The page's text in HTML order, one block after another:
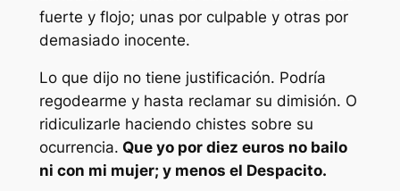
fuerte y flojo; unas por culpable y otras por
demasiado inocente.
Lo que dijo no tiene justificación. Podría
regodearme y hasta reclamar su dimisión. O
ridiculizarle haciendo chistes sobre su
ocurrencia. Que yo por diez euros no bailo
ni con mi mujer; y menos el Despacito.